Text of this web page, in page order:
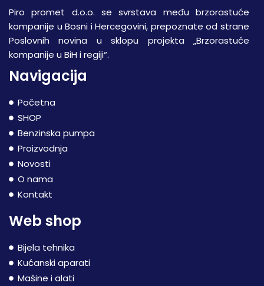
Piro promet d.o.o. se svrstava među brzorastuće
kompanije u Bosni i Hercegovini, prepoznate od strane
Poslovnih novina u sklopu projekta „Brzorastuće
kompanije u BiH i regiji“.
Navigacija
Početna
SHOP
Benzinska pumpa
Proizvodnja
Novosti
O nama
Kontakt
Web shop
Bijela tehnika
Kućanski aparati
Mašine i alati